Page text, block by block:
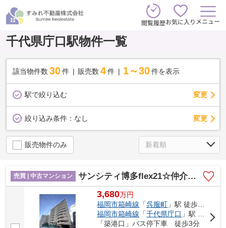
閲覧履歴お気に入り メニュー
千代県庁口駅物件一覧
該当物件数 30件 販売数 4 件 1～30 件を表示
駅で絞り込む 変更
絞り込み条件： なし 変更
販売物件のみ
売買 | 中古マンション サンシティ博多flex21☆仲介手数料無料☆
3,680万円
福岡市箱崎線 「呉服町 」駅 徒歩9分
福岡市箱崎線 「千代県庁口 」駅 徒歩12分
「築港口」バス停下車 徒歩3分